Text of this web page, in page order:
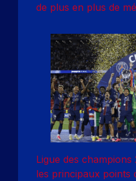
de plus en plus de
Ligue des
les principaux points